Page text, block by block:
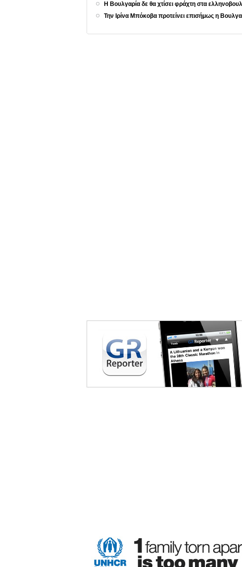
Η Βουλγαρία δε θα χτίσει φράχτη στα
Την Ιρίνα Μπόκοβα προτείνει επισήμως η